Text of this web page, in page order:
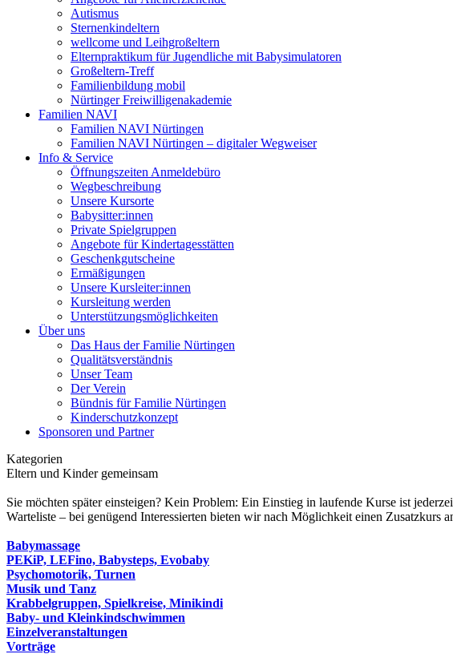
Autismus
Sternenkindeltern
wellcome und Leihgroßeltern
Elternpraktikum für Jugendliche mit Babysimulatoren
Großeltern-Treff
Familienbildung mobil
Nürtinger Freiwilligenakademie
Familien NAVI
Familien NAVI Nürtingen
Familien NAVI Nürtingen – digitaler Wegweiser
Info & Service
Öffnungszeiten Anmeldebüro
Wegbeschreibung
Unsere Kursorte
Babysitter:innen
Private Spielgruppen
Angebote für Kindertagesstätten
Geschenkgutscheine
Ermäßigungen
Unsere Kursleiter:innen
Kursleitung werden
Unterstützungsmöglichkeiten
Über uns
Das Haus der Familie Nürtingen
Qualitätsverständnis
Unser Team
Der Verein
Bündnis für Familie Nürtingen
Kinderschutzkonzept
Sponsoren und Partner
Kategorien
Eltern und Kinder gemeinsam
Sie möchten später einsteigen? Kein Problem: Ein Einstieg in laufende Kurse ist
Warteliste – bei genügend Interessierten bieten wir nach Möglichkeit einen Zusatzkurs
Babymassage
PEKiP, LEFino, Babysteps, Evobaby
Psychomotorik, Turnen
Musik und Tanz
Krabbelgruppen, Spielkreise, Minikindi
Baby- und Kleinkindschwimmen
Einzelveranstaltungen
Vorträge